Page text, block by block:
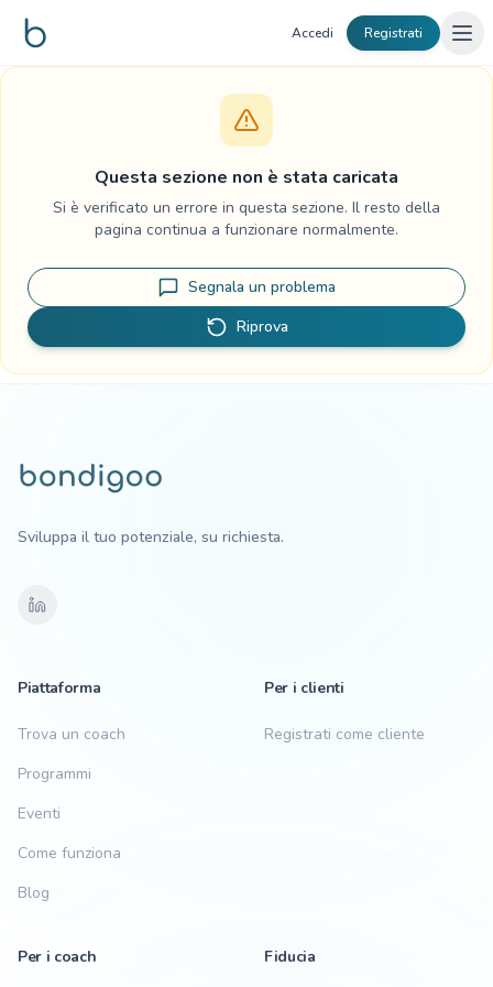
Vai al contenuto
Accedi Registrati
Questa sezione non è stata caricata
Si è verificato un errore in questa sezione. Il resto della
pagina continua a funzionare normalmente.
Segnala un problema
Riprova
Sviluppa il tuo potenziale, su richiesta.
Piattaforma
Trova un coach
Programmi
Eventi
Come funziona
Blog
Per i clienti
Registrati come cliente
Per i coach Fiducia